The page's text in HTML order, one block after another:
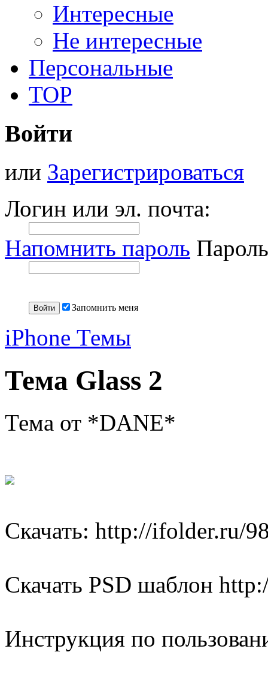
Интересные
Не интересные
Персональные
TOP
Войти
или Зарегистрироваться
Логин или эл. почта:
Напомнить пароль
Запомнить меня
iPhone Темы
Тема Glass 2
Тема от *DANE*
Скачать: http://ifolder.ru/
Скачать PSD шаблон
Инструкция по